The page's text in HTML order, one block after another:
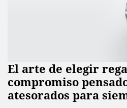
El arte de elegir
compromiso
atesorados para